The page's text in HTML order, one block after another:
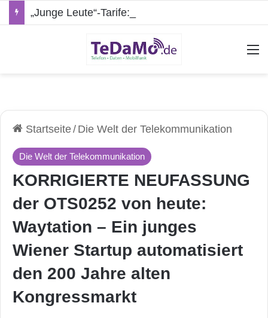
Startseite/ Die Welt der Telekommunikation
Die Welt der Telekommunikation
KORRIGIERTE NEUFASSUNG
der OTS0252 von heute:
Waytation – Ein junges
Wiener Startup automatisiert
den 200 Jahre alten
Kongressmarkt